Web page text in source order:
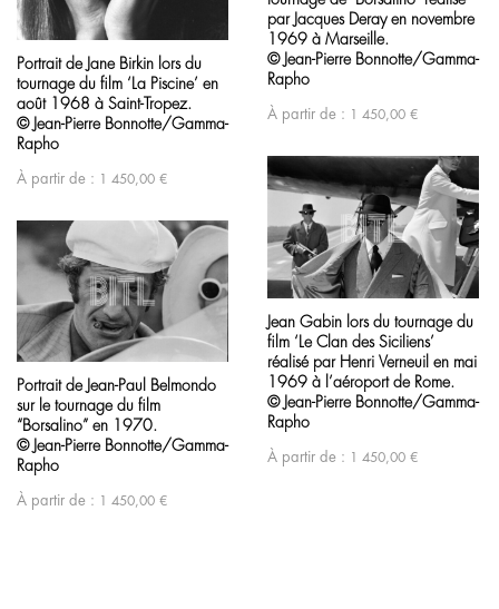
Portrait de Jane Birkin lors du
tournage du film ‘La Piscine’ en
août 1968 à Saint-Tropez.
© Jean-Pierre Bonnotte/Gamma-
Rapho
À partir de : 1 450,00 €
par Jacques Deray en novembre
1969 à Marseille.
© Jean-Pierre Bonnotte/Gamma-
Rapho
À partir de : 1 450,00 €
Jean Gabin lors du tournage du
film ‘Le Clan des Siciliens’
réalisé par Henri Verneuil en mai
1969 à l’aéroport de Rome.
© Jean-Pierre Bonnotte/Gamma-
Rapho
À partir de : 1 450,00 €
Portrait de Jean-Paul Belmondo
sur le tournage du film
“Borsalino” en 1970.
© Jean-Pierre Bonnotte/Gamma-
Rapho
À partir de : 1 450,00 €